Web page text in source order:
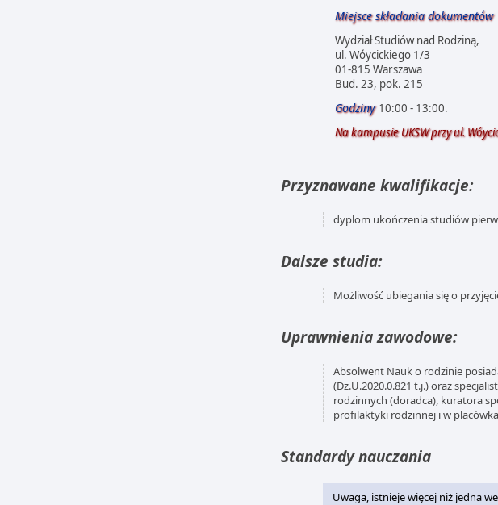
Miejsceskładania dokumentów
Wydział Studiów nad Rodziną,
ul. Wóycickiego 1/3
01-815 Warszawa
Bud. 23, pok. 215
Godziny10:00 - 13:00.
Na kampusie UKSW przy ul.
Przyznawane kwalifikacje:
dyplom ukończenia studiów
Dalsze studia:
Możliwość ubiegania się o
Uprawnienia zawodowe:
Absolwent Nauk o rodzinie
(Dz.U.2020.0.821 t.j.) oraz
rodzinnych (doradca), kuratora
profilaktyki rodzinnej i w
Standardy nauczania
Uwaga, istnieje więcej niż jedna